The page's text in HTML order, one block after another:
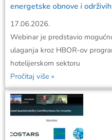
energetske obnove i
17.06.2026.
Webinar je predstavio
ulaganja kroz HBOR-ov
hotelijerskom sektoru
Pročitaj više »